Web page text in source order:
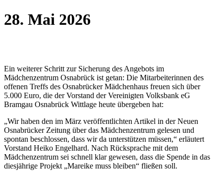
28. Mai 2026
Ein weiterer Schritt zur Sicherung des Angebots im
Mädchenzentrum Osnabrück ist getan: Die Mitarbeiterinnen des
offenen Treffs des Osnabrücker Mädchenhaus freuen sich über
5.000 Euro, die der Vorstand der Vereinigten Volksbank eG
Bramgau Osnabrück Wittlage heute übergeben hat:
„Wir haben den im März veröffentlichten Artikel in der Neuen
Osnabrücker Zeitung über das Mädchenzentrum gelesen und
spontan beschlossen, dass wir da unterstützen müssen,“ erläutert
Vorstand Heiko Engelhard. Nach Rücksprache mit dem
Mädchenzentrum sei schnell klar gewesen, dass die Spende in das
diesjährige Projekt „Mareike muss bleiben“ fließen soll.